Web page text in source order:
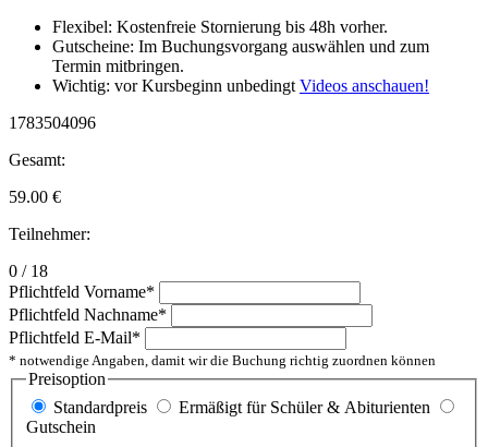
Flexibel: Kostenfreie Stornierung bis 48h vorher.
Gutscheine: Im Buchungsvorgang auswählen und zum
Termin mitbringen.
Wichtig: vor Kursbeginn unbedingt Videos anschauen!
1783504096
Gesamt:
59.00 €
Teilnehmer:
0 / 18
Pflichtfeld Vorname*
Pflichtfeld Nachname*
Pflichtfeld E-Mail*
* notwendige Angaben, damit wir die Buchung richtig zuordnen können
Preisoption
Standardpreis
Ermäßigt für Schüler & Abiturienten
Gutschein